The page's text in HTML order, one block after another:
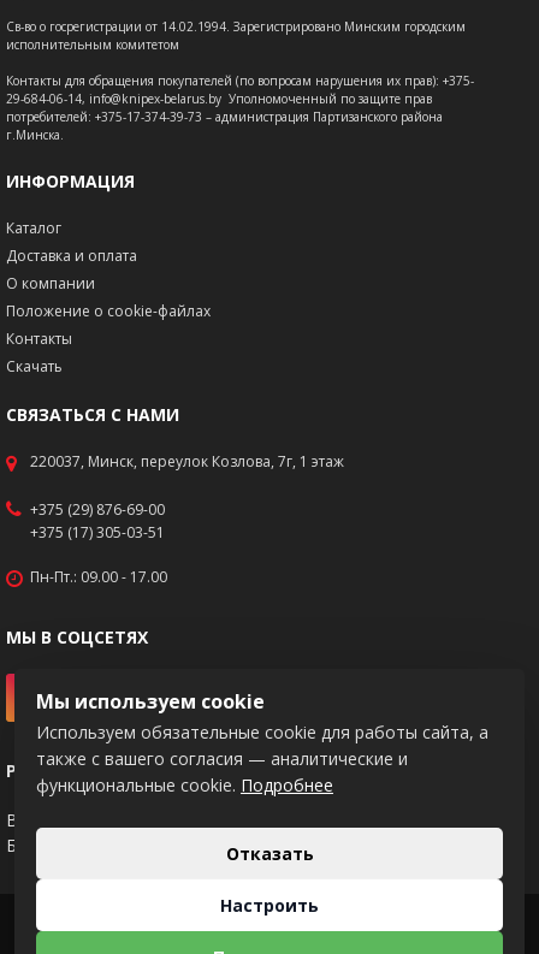
Св-во о госрегистрации от 14.02.1994. Зарегистрировано Минским городским
исполнительным комитетом
Контакты для обращения покупателей (по вопросам нарушения их прав): +375-
29-684-06-14, info@knipex-belarus.by Уполномоченный по защите прав
потребителей: +375-17-374-39-73 – администрация Партизанского района
г.Минска.
ИНФОРМАЦИЯ
Каталог
Доставка и оплата
О компании
Положение о cookie-файлах
Контакты
Скачать
СВЯЗАТЬСЯ С НАМИ
220037, Минск, переулок Козлова, 7г, 1 этаж
+375 (29) 876-69-00
+375 (17) 305-03-51
Пн-Пт.: 09.00 - 17.00
МЫ В СОЦСЕТЯХ
РЕКВИЗИТЫ
BY83PJCB30120217671020000933
Банк: ОАО "Приорбанк", код PJCBBY2X
2026 © KNIPEX
Мы используем cookie
Используем обязательные cookie для работы сайта, а
также с вашего согласия — аналитические и
функциональные cookie. Подробнее
Отказать
Настроить